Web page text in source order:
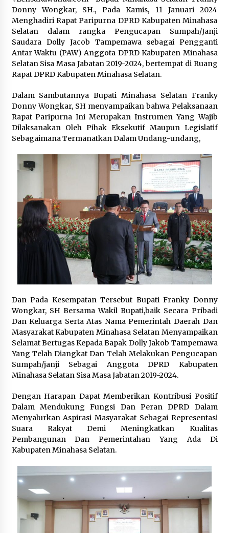
September 10, 2023
RS Indonesia di Gaza Lumpuh di tengah
Ancaman Serangan Israel ke Fasilitas Medis
November 21, 2023
2024, Pemerintah Alokasikan Rp40,6 Triliun
August 18, 2023
Pakar: Status Jakarta Sebagai Ibu Kota Masih
Laporan VOA untuk Kompas TV: WNI di AS
February 11, 2024
Pemilu Indonesia di Luar Negeri Sempat
Terganggu Situasi Darurat
January 31, 2024
Donny Wongkar, SH., Pada Kamis, 11 Januari 2024
Menghadiri Rapat Paripurna DPRD Kabupaten Minahasa
Selatan dalam rangka Pengucapan Sumpah/Janji
Saudara Dolly Jacob Tampemawa sebagai Pengganti
Antar Waktu (PAW) Anggota DPRD Kabupaten Minahasa
Selatan Sisa Masa Jabatan 2019-2024, bertempat di Ruang
Rapat DPRD Kabupaten Minahasa Selatan.
Dalam Sambutannya Bupati Minahasa Selatan Franky
Donny Wongkar, SH menyampaikan bahwa Pelaksanaan
Rapat Paripurna Ini Merupakan Instrumen Yang Wajib
Dilaksanakan Oleh Pihak Eksekutif Maupun Legislatif
Sebagaimana Termanatkan Dalam Undang-undang,
Dan Pada Kesempatan Tersebut Bupati Franky Donny
Wongkar, SH Bersama Wakil Bupati,baik Secara Pribadi
Dan Keluarga Serta Atas Nama Pemerintah Daerah Dan
Masyarakat Kabupaten Minahasa Selatan Menyampaikan
Selamat Bertugas Kepada Bapak Dolly Jakob Tampemawa
Yang Telah Diangkat Dan Telah Melakukan Pengucapan
Sumpah/janji Sebagai Anggota DPRD Kabupaten
Minahasa Selatan Sisa Masa Jabatan 2019-2024.
Dengan Harapan Dapat Memberikan Kontribusi Positif
Dalam Mendukung Fungsi Dan Peran DPRD Dalam
Menyalurkan Aspirasi Masyarakat Sebagai Representasi
Suara Rakyat Demi Meningkatkan Kualitas
Pembangunan Dan Pemerintahan Yang Ada Di
Kabupaten Minahasa Selatan.